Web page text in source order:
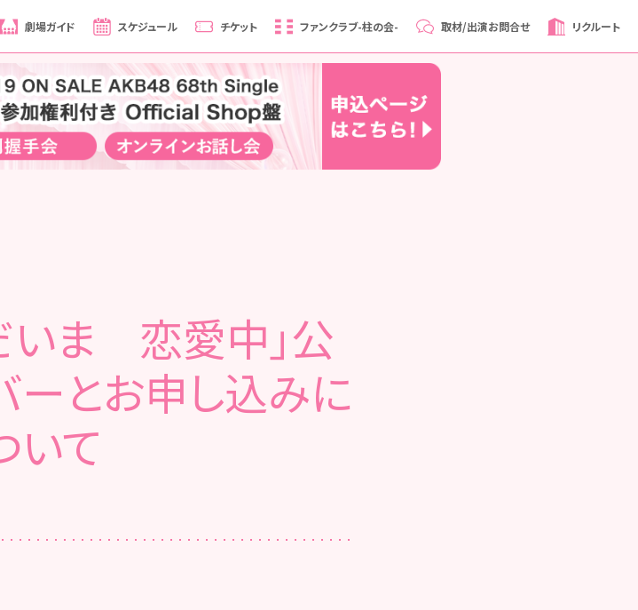
劇場ガイド スケジュール チケット ファンクラブ-柱の会- 取材/出演お問合せ リクルート
いま 恋愛中」公
ーとお申し込みに
いて